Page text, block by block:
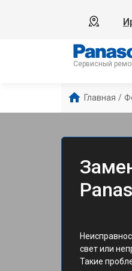
Сервисный
Главная /
свет или
Такие